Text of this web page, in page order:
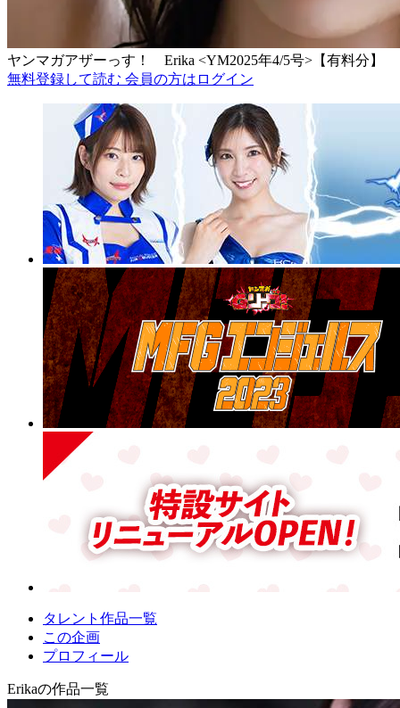
ヤンマガアザーっす！ Erika <YM2025年4/5号>【有料分】
無料登録して読む 会員の方はログイン
タレント作品一覧
この企画
プロフィール
Erikaの作品一覧